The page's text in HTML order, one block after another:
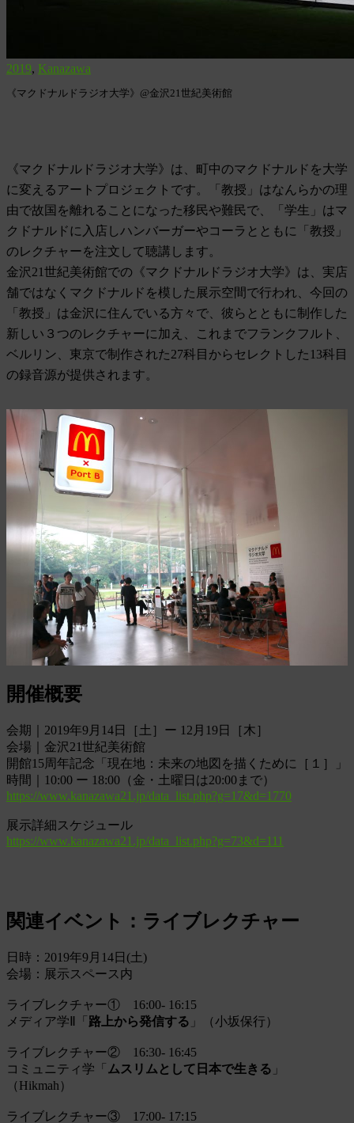
2019, Kanazawa
《マクドナルドラジオ大学》@金沢21世紀美術館
《マクドナルドラジオ大学》は、町中のマクドナルドを大学
に変えるアートプロジェクトです。「教授」はなんらかの理
由で故国を離れることになった移民や難民で、「学生」はマ
クドナルドに入店しハンバーガーやコーラとともに「教授」
のレクチャーを注文して聴講します。
金沢21世紀美術館での《マクドナルドラジオ大学》は、実店
舗ではなくマクドナルドを模した展示空間で行われ、今回の
「教授」は金沢に住んでいる方々で、彼らとともに制作した
新しい３つのレクチャーに加え、これまでフランクフルト、
ベルリン、東京で制作された27科目からセレクトした13科目
の録音源が提供されます。
開催概要
会期｜2019年9月14日［土］ー 12月19日［木］
会場｜金沢21世紀美術館
開館15周年記念「現在地：未来の地図を描くために［１］」
時間｜10:00 ー 18:00（金・土曜日は20:00まで）
https://www.kanazawa21.jp/data_list.php?g=17&d=1770
展示詳細スケジュール
https://www.kanazawa21.jp/data_list.php?g=73&d=111
関連イベント：ライブレクチャー
日時：2019年9月14日(土)
会場：展示スペース内
ライブレクチャー① 16:00- 16:15
メディア学Ⅱ「 路上から発信する 」（小坂保行）
ライブレクチャー② 16:30- 16:45
コミュニティ学「 ムスリムとして日本で生きる 」
（Hikmah）
ライブレクチャー③ 17:00- 17:15